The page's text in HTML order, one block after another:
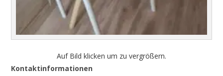
Auf Bild klicken um zu vergrößern.
Kontaktinformationen